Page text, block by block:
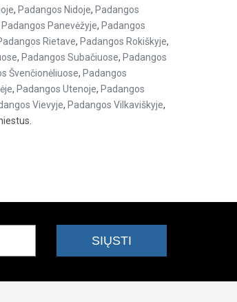
, Padangos Nidoje, Padangos
Padangos Panevėžyje, Padangos
Rietave, Padangos Rokiškyje,
, Padangos Subačiuose, Padangos
Švenčionėliuose, Padangos
, Padangos Utenoje, Padangos
Vievyje, Padangos Vilkaviškyje,